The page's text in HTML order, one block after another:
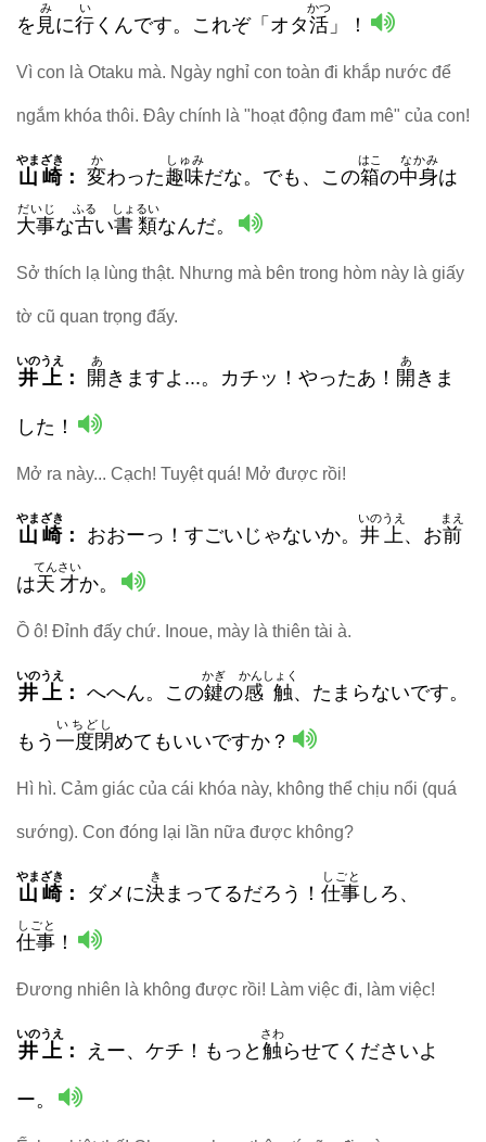
を 見
み
に行
い
くんです。これぞ「オタ活
かつ
」！
Vì con là Otaku mà. Ngày nghỉ con toàn đi khắp nước để
ngắm khóa thôi. Đây chính là "hoạt động đam mê" của con!
山崎
やまざき
： 変
か
わった趣味
しゅみ
だな。でも、この箱
はこ
の中身
なかみ
は
大事
だいじ
な古
ふる
い書類
しょるい
なんだ。
Sở thích lạ lùng thật. Nhưng mà bên trong hòm này là giấy
tờ cũ quan trọng đấy.
井上
いのうえ
： 開
あ
きますよ...。カチッ！やったあ！ 開
あ
きま
した！
Mở ra này... Cạch! Tuyệt quá! Mở được rồi!
山崎
やまざき
： おおーっ！すごいじゃないか。 井上
いのうえ
、お前
まえ
は天才
てんさい
か。
Ồ ô! Đỉnh đấy chứ. Inoue, mày là thiên tài à.
井上
いのうえ
： へへん。この鍵
かぎ
の感触
かんしょく
、たまらないです。
もう 一度閉
いちどし
めてもいいですか？
Hì hì. Cảm giác của cái khóa này, không thể chịu nổi (quá
sướng). Con đóng lại lần nữa được không?
山崎
やまざき
： ダメに決
き
まってるだろう！ 仕事
しごと
しろ、
仕事
しごと
！
Đương nhiên là không được rồi! Làm việc đi, làm việc!
井上
いのうえ
： えー、ケチ！もっと 触
さわ
らせてくださいよ
ー。